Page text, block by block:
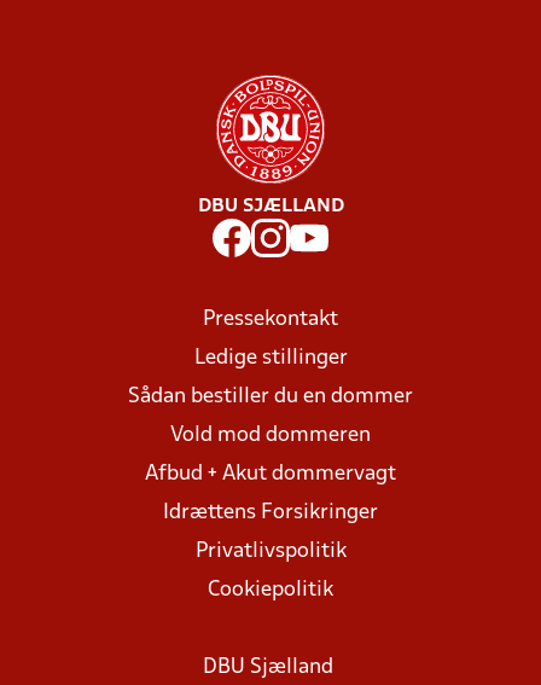
DBU SJÆLLAND
Pressekontakt
Ledige stillinger
Sådan bestiller du en dommer
Vold mod dommeren
Afbud + Akut dommervagt
Idrættens Forsikringer
Privatlivspolitik
Cookiepolitik
DBU Sjælland